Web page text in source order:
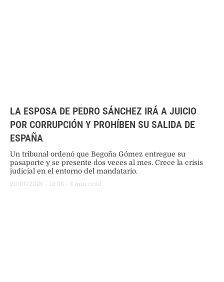
LA ESPOSA DE PEDRO SÁNCHEZ IRÁ A JUICIO
POR CORRUPCIÓN Y PROHÍBEN SU SALIDA DE
ESPAÑA
Un tribunal ordenó que Begoña Gómez entregue su
pasaporte y se presente dos veces al mes. Crece la crisis
judicial en el entorno del mandatario.
20/06/2026 - 12:06 - 3 min read